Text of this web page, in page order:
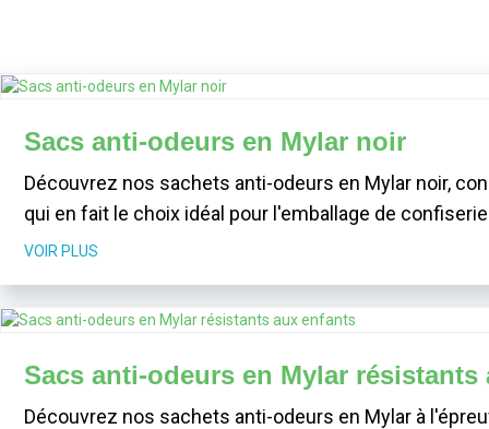
Sacs anti-odeurs en Mylar noir
Découvrez nos sachets anti-odeurs en Mylar noir,
qui en fait le choix idéal pour l'emballage de
VOIR PLUS
Sacs anti-odeurs en Mylar résistants
Découvrez nos sachets anti-odeurs en Mylar à